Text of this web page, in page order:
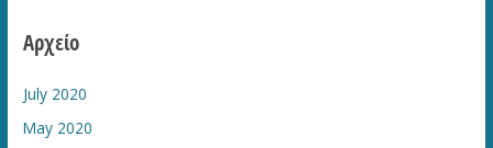
Αρχείο
July 2020
May 2020